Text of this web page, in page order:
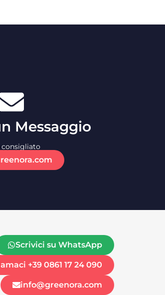
Messaggio
consigliato
Scrivici su WhatsApp
+39 0861 17 24 090
info@greenora.com